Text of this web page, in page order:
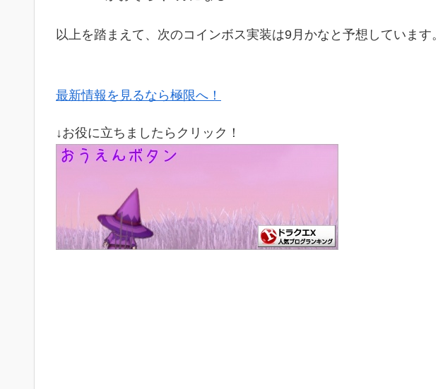
以上を踏まえて、次のコインボス実装は9月かなと予想しています。
最新情報を見るなら極限へ！
↓お役に立ちましたらクリック！